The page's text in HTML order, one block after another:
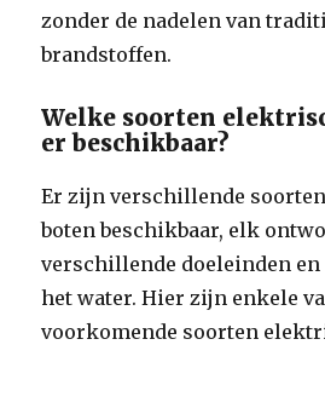
zonder de nadelen van
brandstoffen.
Welke soorten
er beschikbaar?
Er zijn verschillende
boten beschikbaar, elk
verschillende doeleinden
het water. Hier zijn enkele
voorkomende soorten